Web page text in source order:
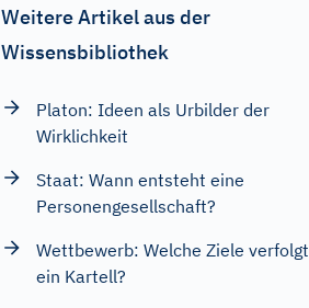
Weitere Artikel aus der
Wissensbibliothek
Platon: Ideen als Urbilder der
Wirklichkeit
Staat: Wann entsteht eine
Personengesellschaft?
Wettbewerb: Welche Ziele verfolgt
ein Kartell?